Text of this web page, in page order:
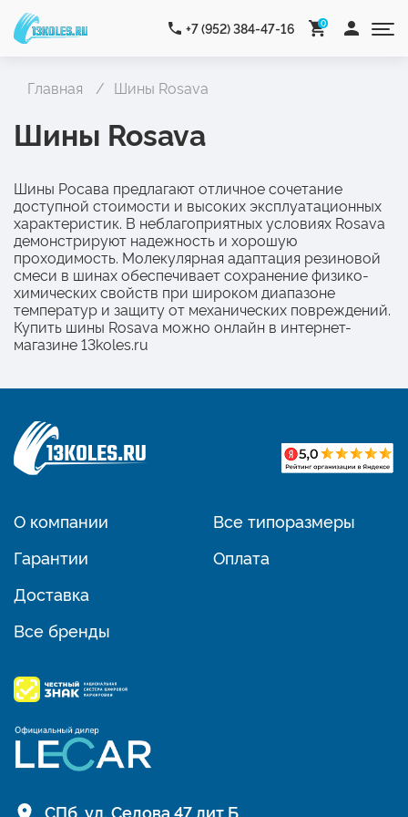
+7 (952) 384-47-16 0
Главная Шины Rosava
Шины Rosava
Шины Росава предлагают отличное сочетание
доступной стоимости и высоких эксплуатационных
характеристик. В неблагоприятных условиях Rosava
демонстрируют надежность и хорошую
проходимость. Молекулярная адаптация резиновой
смеси в шинах обеспечивает сохранение физико-
химических свойств при широком диапазоне
температур и защиту от механических повреждений.
Купить шины Rosava можно онлайн в интернет-
магазине 13koles.ru
О компании
Гарантии
Доставка
Все бренды
Все типоразмеры
Оплата
СПб, ул. Седова 47 лит Б